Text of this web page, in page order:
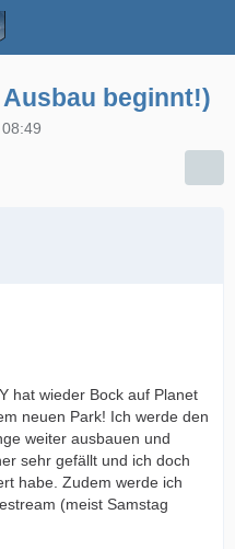
beginnt!)
hat wieder Bock auf Planet
neuen Park! Ich werde den
weiter ausbauen und
sehr gefällt und ich doch
habe. Zudem werde ich
(meist Samstag